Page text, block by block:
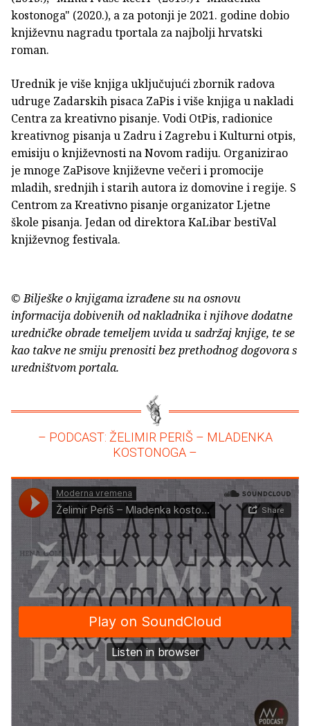
kostonoga" (2020.), a za potonji je 2021. godine dobio
književnu nagradu tportala za najbolji hrvatski
roman.
Urednik je više knjiga uključujući zbornik radova
udruge Zadarskih pisaca ZaPis i više knjiga u nakladi
Centra za kreativno pisanje. Vodi OtPis, radionice
kreativnog pisanja u Zadru i Zagrebu i Kulturni otpis,
emisiju o književnosti na Novom radiju. Organizirao
je mnoge ZaPisove književne večeri i promocije
mladih, srednjih i starih autora iz domovine i regije. S
Centrom za Kreativno pisanje organizator Ljetne
škole pisanja. Jedan od direktora KaLibar bestiVal
književnog festivala.
© Bilješke o knjigama izrađene su na osnovu
informacija dobivenih od nakladnika i njihove dodatne
uredničke obrade temeljem uvida u sadržaj knjige, te se
kao takve ne smiju prenositi bez prethodnog dogovora s
uredništvom portala.
– PODCAST: ŽELIMIR PERIŠ – MLADENKA
KOSTONOGA –